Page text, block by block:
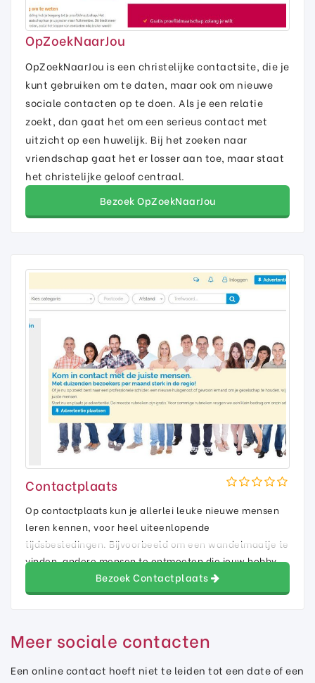
OpZoekNaarJou
OpZoekNaarJou is een christelijke contactsite, die je
kunt gebruiken om te daten, maar ook om nieuwe
sociale contacten op te doen. Als je een relatie
zoekt, dan gaat het om een serieus contact met
uitzicht op een huwelijk. Bij het zoeken naar
vriendschap gaat het er losser aan toe, maar staat
het christelijke geloof centraal.
Bezoek OpZoekNaarJou
Contactplaats
Op contactplaats kun je allerlei leuke nieuwe mensen
leren kennen, voor heel uiteenlopende
tijdsbestedingen. Bijvoorbeeld om een wandelmaatje te
vinden, andere mensen te ontmoeten die jouw hobby
ook leuk vinden en zelfs lotgenoten te leren kennen.
Bezoek Contactplaats
Meer sociale contacten
Een online contact hoeft niet te leiden tot een date of een